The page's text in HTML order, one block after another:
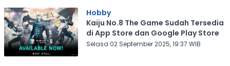
Hobby
Kaiju No.8 The Game Sudah Tersedia
di App Store dan Google Play Store
Selasa 02 September 2025, 19:37 WIB